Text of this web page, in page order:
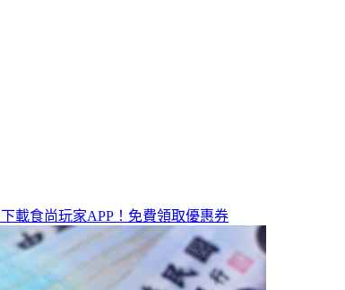
下載食尚玩家APP！免費領取優惠券